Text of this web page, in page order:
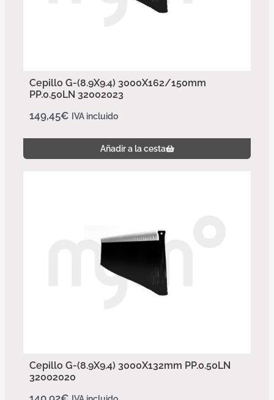
Cepillo G-(8.9X9.4) 3000X162/150mm
PP.0.50LN 32002023
149,45€ IVA incluido
Añadir a la cesta
Cepillo G-(8.9X9.4) 3000X132mm PP.0.50LN
32002020